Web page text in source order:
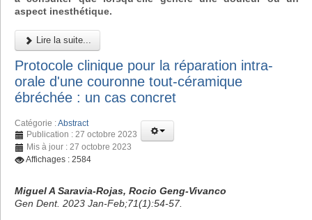
aspect inesthétique.
Lire la suite...
Protocole clinique pour la réparation intra-
orale d'une couronne tout-céramique
ébréchée : un cas concret
Catégorie :Abstract
Publication : 27 octobre 2023
Mis à jour : 27 octobre 2023
Affichages : 2584
Miguel A Saravia-Rojas, Rocio Geng-Vivanco
Gen Dent. 2023 Jan-Feb;71(1):54-57.